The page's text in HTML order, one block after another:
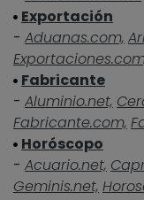
Exportación
- Aduanas.com,
Fabricante
- Aluminio.net,
Fabricante.com,
Horóscopo
- Acuario.net,
Geminis.net,